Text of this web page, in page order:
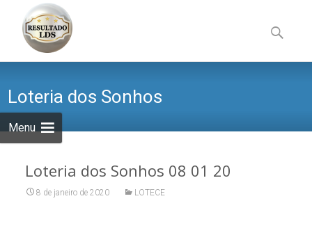
Menu
to
content
por:
Loteria dos Sonhos
Loteria dos Sonhos 08 01 20
8 de janeiro de 2020 LOTECE